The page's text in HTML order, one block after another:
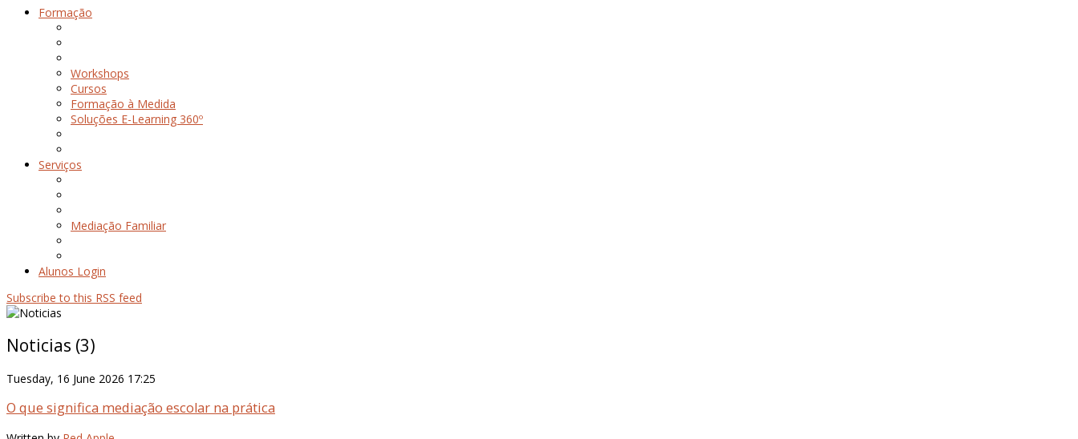
Formação
Workshops
Cursos
Formação à Medida
Soluções E-Learning 360º
Serviços
Mediação Familiar
Alunos Login
Subscribe to this RSS feed
Noticias (3)
Tuesday, 16 June 2026 17:25
O que significa mediação escolar na prática